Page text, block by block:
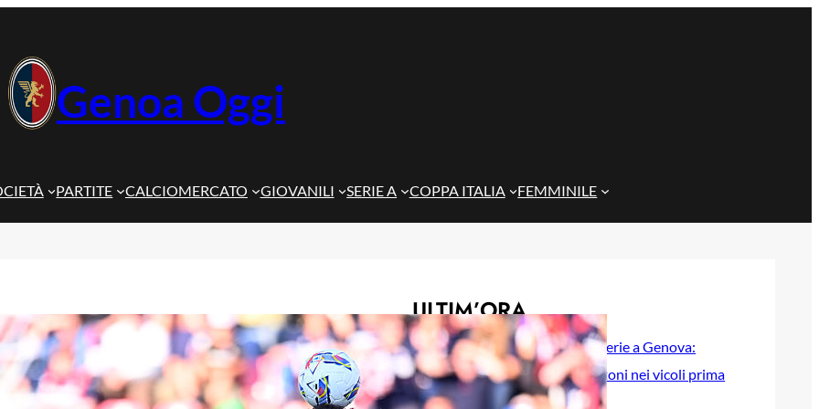
Genoa Oggi
PARTITE CALCIOMERCATO GIOVANILI SERIE A COPPA ITALIA FEMMINILE
ULTIM’ORA
Scontri tra tifoserie a Genova:
spranghe e bastoni nei vicoli prima
del Trofeo Spagnolo